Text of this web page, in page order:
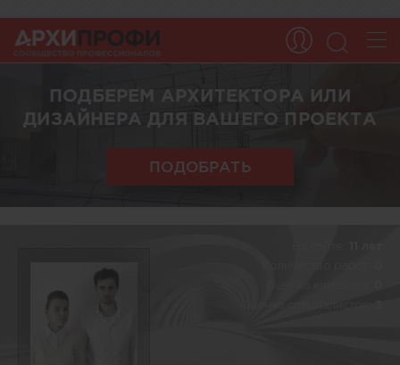
ПОДБЕРЕМ АРХИТЕКТОРА ИЛИ
ДИЗАЙНЕРА ДЛЯ ВАШЕГО ПРОЕКТА
ПОДОБРАТЬ